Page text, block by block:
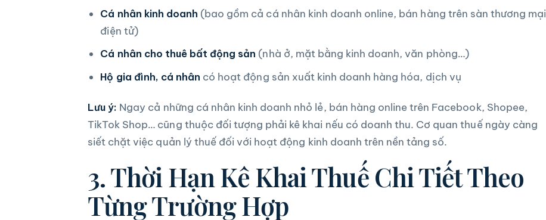
Cá nhân kinh doanh (bao gồm cả cá nhân kinh doanh online, bán hàng trên sàn thương mại
điện tử)
Cá nhân cho thuê bất động sản (nhà ở, mặt bằng kinh doanh, văn phòng…)
Hộ gia đình, cá nhân có hoạt động sản xuất kinh doanh hàng hóa, dịch vụ
Lưu ý: Ngay cả những cá nhân kinh doanh nhỏ lẻ, bán hàng online trên Facebook, Shopee,
TikTok Shop… cũng thuộc đối tượng phải kê khai nếu có doanh thu. Cơ quan thuế ngày càng
siết chặt việc quản lý thuế đối với hoạt động kinh doanh trên nền tảng số.
3. Thời Hạn Kê Khai Thuế Chi Tiết Theo
Từng Trường Hợp